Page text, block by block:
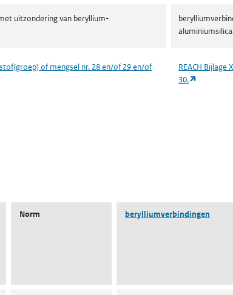
uitzondering van beryllium-
stof(groep) of mengsel nr. 28 en/of 29 en/of
REACH
30.
Norm berylliumverbindingen